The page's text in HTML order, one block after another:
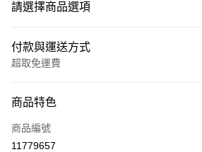
請選擇商品選項
付款與運送方式
超取免運費
信用卡一次付款
超商取貨付款
商品特色
商品編號
11779657